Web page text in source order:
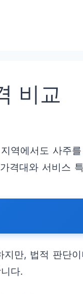
비교
에서도 사주
격대와 서비스
만, 법적 판단
다.